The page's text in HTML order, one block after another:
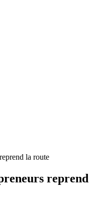
la route
reprend